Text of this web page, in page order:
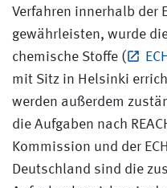
Verfahren innerhalb der
gewährleisten, wurde
chemische Stoffe (
mit Sitz in Helsinki
werden außerdem
die Aufgaben nach
Kommission und der
Deutschland sind die